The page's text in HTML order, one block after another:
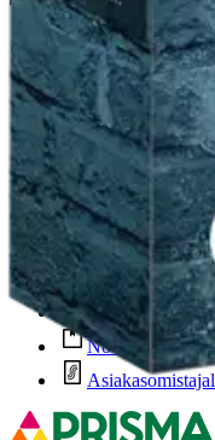
Ominaisuudet
Oletko
Ovatko tuotetiedot
Anna palautetta Avautuu
Ilmainen
Nouto